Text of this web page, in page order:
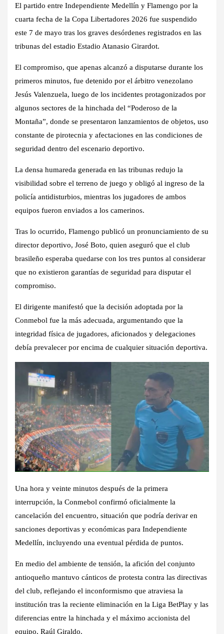
El partido entre Independiente Medellín y Flamengo por la
cuarta fecha de la Copa Libertadores 2026 fue suspendido
este 7 de mayo tras los graves desórdenes registrados en las
tribunas del estadio Estadio Atanasio Girardot.
El compromiso, que apenas alcanzó a disputarse durante los
primeros minutos, fue detenido por el árbitro venezolano
Jesús Valenzuela, luego de los incidentes protagonizados por
algunos sectores de la hinchada del “Poderoso de la
Montaña”, donde se presentaron lanzamientos de objetos, uso
constante de pirotecnia y afectaciones en las condiciones de
seguridad dentro del escenario deportivo.
La densa humareda generada en las tribunas redujo la
visibilidad sobre el terreno de juego y obligó al ingreso de la
policía antidisturbios, mientras los jugadores de ambos
equipos fueron enviados a los camerinos.
Tras lo ocurrido, Flamengo publicó un pronunciamiento de su
director deportivo, José Boto, quien aseguró que el club
brasileño esperaba quedarse con los tres puntos al considerar
que no existieron garantías de seguridad para disputar el
compromiso.
El dirigente manifestó que la decisión adoptada por la
Conmebol fue la más adecuada, argumentando que la
integridad física de jugadores, aficionados y delegaciones
debía prevalecer por encima de cualquier situación deportiva.
Una hora y veinte minutos después de la primera
interrupción, la Conmebol confirmó oficialmente la
cancelación del encuentro, situación que podría derivar en
sanciones deportivas y económicas para Independiente
Medellín, incluyendo una eventual pérdida de puntos.
En medio del ambiente de tensión, la afición del conjunto
antioqueño mantuvo cánticos de protesta contra las directivas
del club, reflejando el inconformismo que atraviesa la
institución tras la reciente eliminación en la Liga BetPlay y las
diferencias entre la hinchada y el máximo accionista del
equipo, Raúl Giraldo.